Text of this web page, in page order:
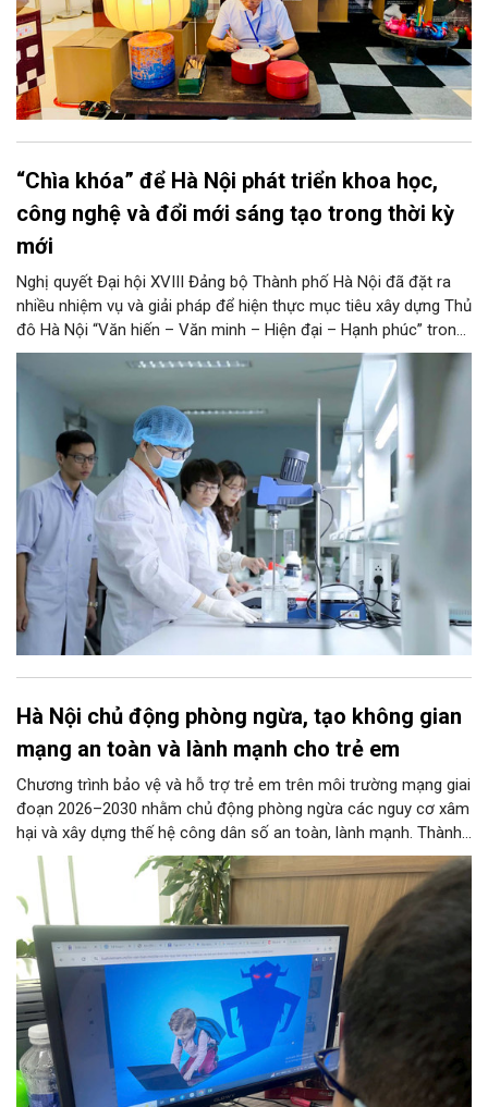
“Chìa khóa” để Hà Nội phát triển khoa học,
công nghệ và đổi mới sáng tạo trong thời kỳ
mới
Nghị quyết Đại hội XVIII Đảng bộ Thành phố Hà Nội đã đặt ra
nhiều nhiệm vụ và giải pháp để hiện thực mục tiêu xây dựng Thủ
đô Hà Nội “Văn hiến – Văn minh – Hiện đại – Hạnh phúc” trong
thời kỳ mới. Trong đó, Hà Nội sẽ thúc đẩy phát triển khoa học,
công nghệ, đổi mới sáng tạo và chuyển đổi số toàn diện trong
Hà Nội chủ động phòng ngừa, tạo không gian
mạng an toàn và lành mạnh cho trẻ em
Chương trình bảo vệ và hỗ trợ trẻ em trên môi trường mạng giai
đoạn 2026–2030 nhằm chủ động phòng ngừa các nguy cơ xâm
hại và xây dựng thế hệ công dân số an toàn, lành mạnh. Thành
phố đề ra các chỉ tiêu lớn như phổ cập giải pháp an ninh mạng
tại các trường học, ngăn chặn thông tin độc hại từ đường
truyền Internet và hỗ trợ 100% trẻ em bị xâm hại. 11 nhóm
nhiệm vụ trọng tâm được giao cho các sở, ngành thực hiện
đồng bộ, từ hoàn thiện pháp lý, phát triển công nghệ AI, hạ tầng
IPv6 đến truyền thông và hỗ trợ sức khỏe tâm thần. Bên cạnh
đó, chương trình siết chặt trách nhiệm của doanh nghiệp công
nghệ, viễn thông và đơn vị cung cấp trò chơi điện tử trong việc
gỡ bỏ nội dung độc hại và bảo vệ thông tin riêng tư của trẻ.